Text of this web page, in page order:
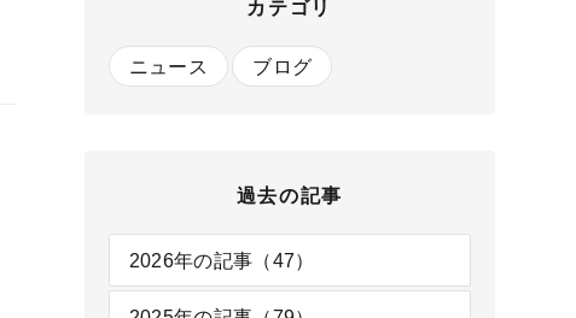
カテゴリ
ニュース ブログ
過去の記事
2026年の記事（47）